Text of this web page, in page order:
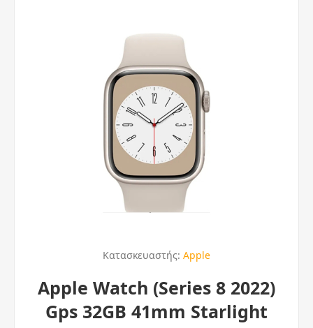
Κατασκευαστής: Apple
Apple Watch (Series 8 2022)
Gps 32GB 41mm Starlight